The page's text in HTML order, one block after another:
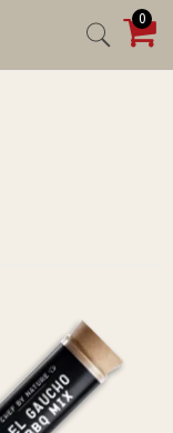
0